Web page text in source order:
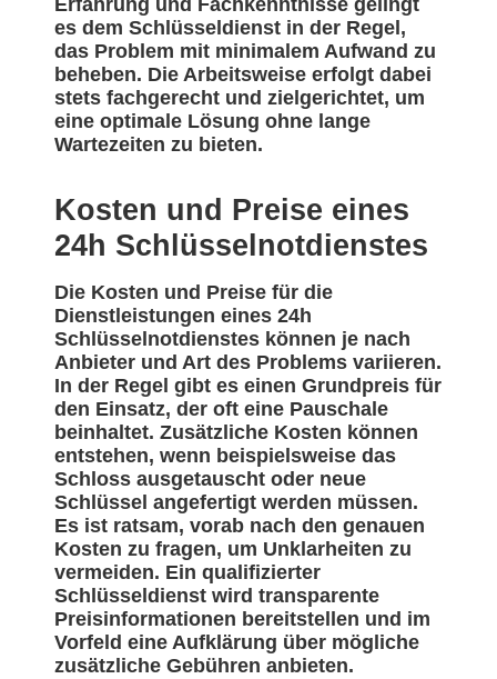
Erfahrung und Fachkenntnisse gelingt
es dem Schlüsseldienst in der Regel,
das Problem mit minimalem Aufwand zu
beheben. Die Arbeitsweise erfolgt dabei
stets fachgerecht und zielgerichtet, um
eine optimale Lösung ohne lange
Wartezeiten zu bieten.
Kosten und Preise eines
24h Schlüsselnotdienstes
Die Kosten und Preise für die
Dienstleistungen eines 24h
Schlüsselnotdienstes können je nach
Anbieter und Art des Problems variieren.
In der Regel gibt es einen Grundpreis für
den Einsatz, der oft eine Pauschale
beinhaltet. Zusätzliche Kosten können
entstehen, wenn beispielsweise das
Schloss ausgetauscht oder neue
Schlüssel angefertigt werden müssen.
Es ist ratsam, vorab nach den genauen
Kosten zu fragen, um Unklarheiten zu
vermeiden. Ein qualifizierter
Schlüsseldienst wird transparente
Preisinformationen bereitstellen und im
Vorfeld eine Aufklärung über mögliche
zusätzliche Gebühren anbieten.